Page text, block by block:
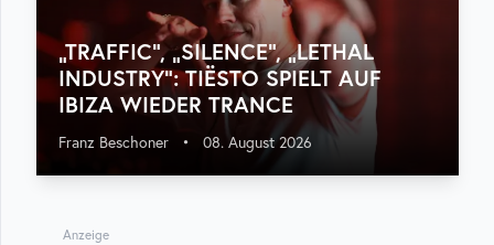
„TRAFFIC“, „SILENCE“, „LETHAL
INDUSTRY“: TIËSTO SPIELT AUF
IBIZA WIEDER TRANCE
Franz Beschoner • 08. August 2026
Anzeige